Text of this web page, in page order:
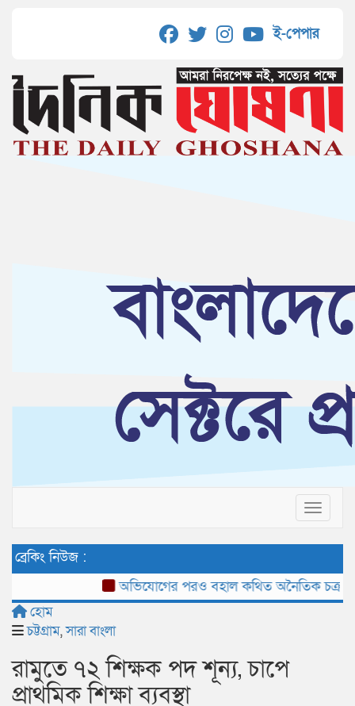
ই-পেপার
ব্রেকিং নিউজ :
অভিযোগের পরও বহাল কথিত অনৈতিক চক্র: কাটগড়ে
হোম
চট্টগ্রাম,সারা বাংলা
রামুতে ৭২ শিক্ষক পদ শূন্য, চাপে
প্রাথমিক শিক্ষা ব্যবস্থা